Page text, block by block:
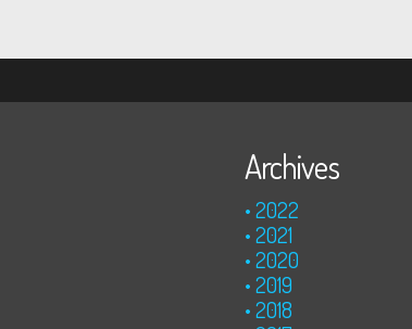
Archives
2022
2021
2020
2019
2018